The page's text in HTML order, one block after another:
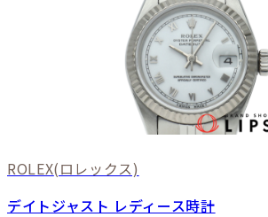
ROLEX(ロレックス)
デイトジャスト レディース時計